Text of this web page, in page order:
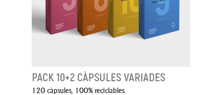
PACK 10+2 CÀPSULES VARIADES
120 càpsules, 100% reciclables.